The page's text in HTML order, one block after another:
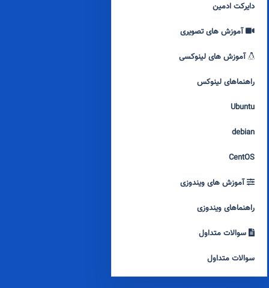
دایرکت ادمین
آموزش های تصویری
آموزش های لینوکسی
راهنماهای لینوکس
Ubuntu
debian
CentOS
آموزش های ویندوزی
راهنماهای ویندوزی
سوالات متداول
سوالات متداول